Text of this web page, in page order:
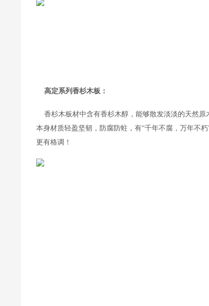
高定系列香杉木板：
香杉木板材中含有香杉木醇，能够散发淡淡的天然原
本身材质轻盈坚韧，防腐防蛀，有“千年不腐，万年不
更有格调！